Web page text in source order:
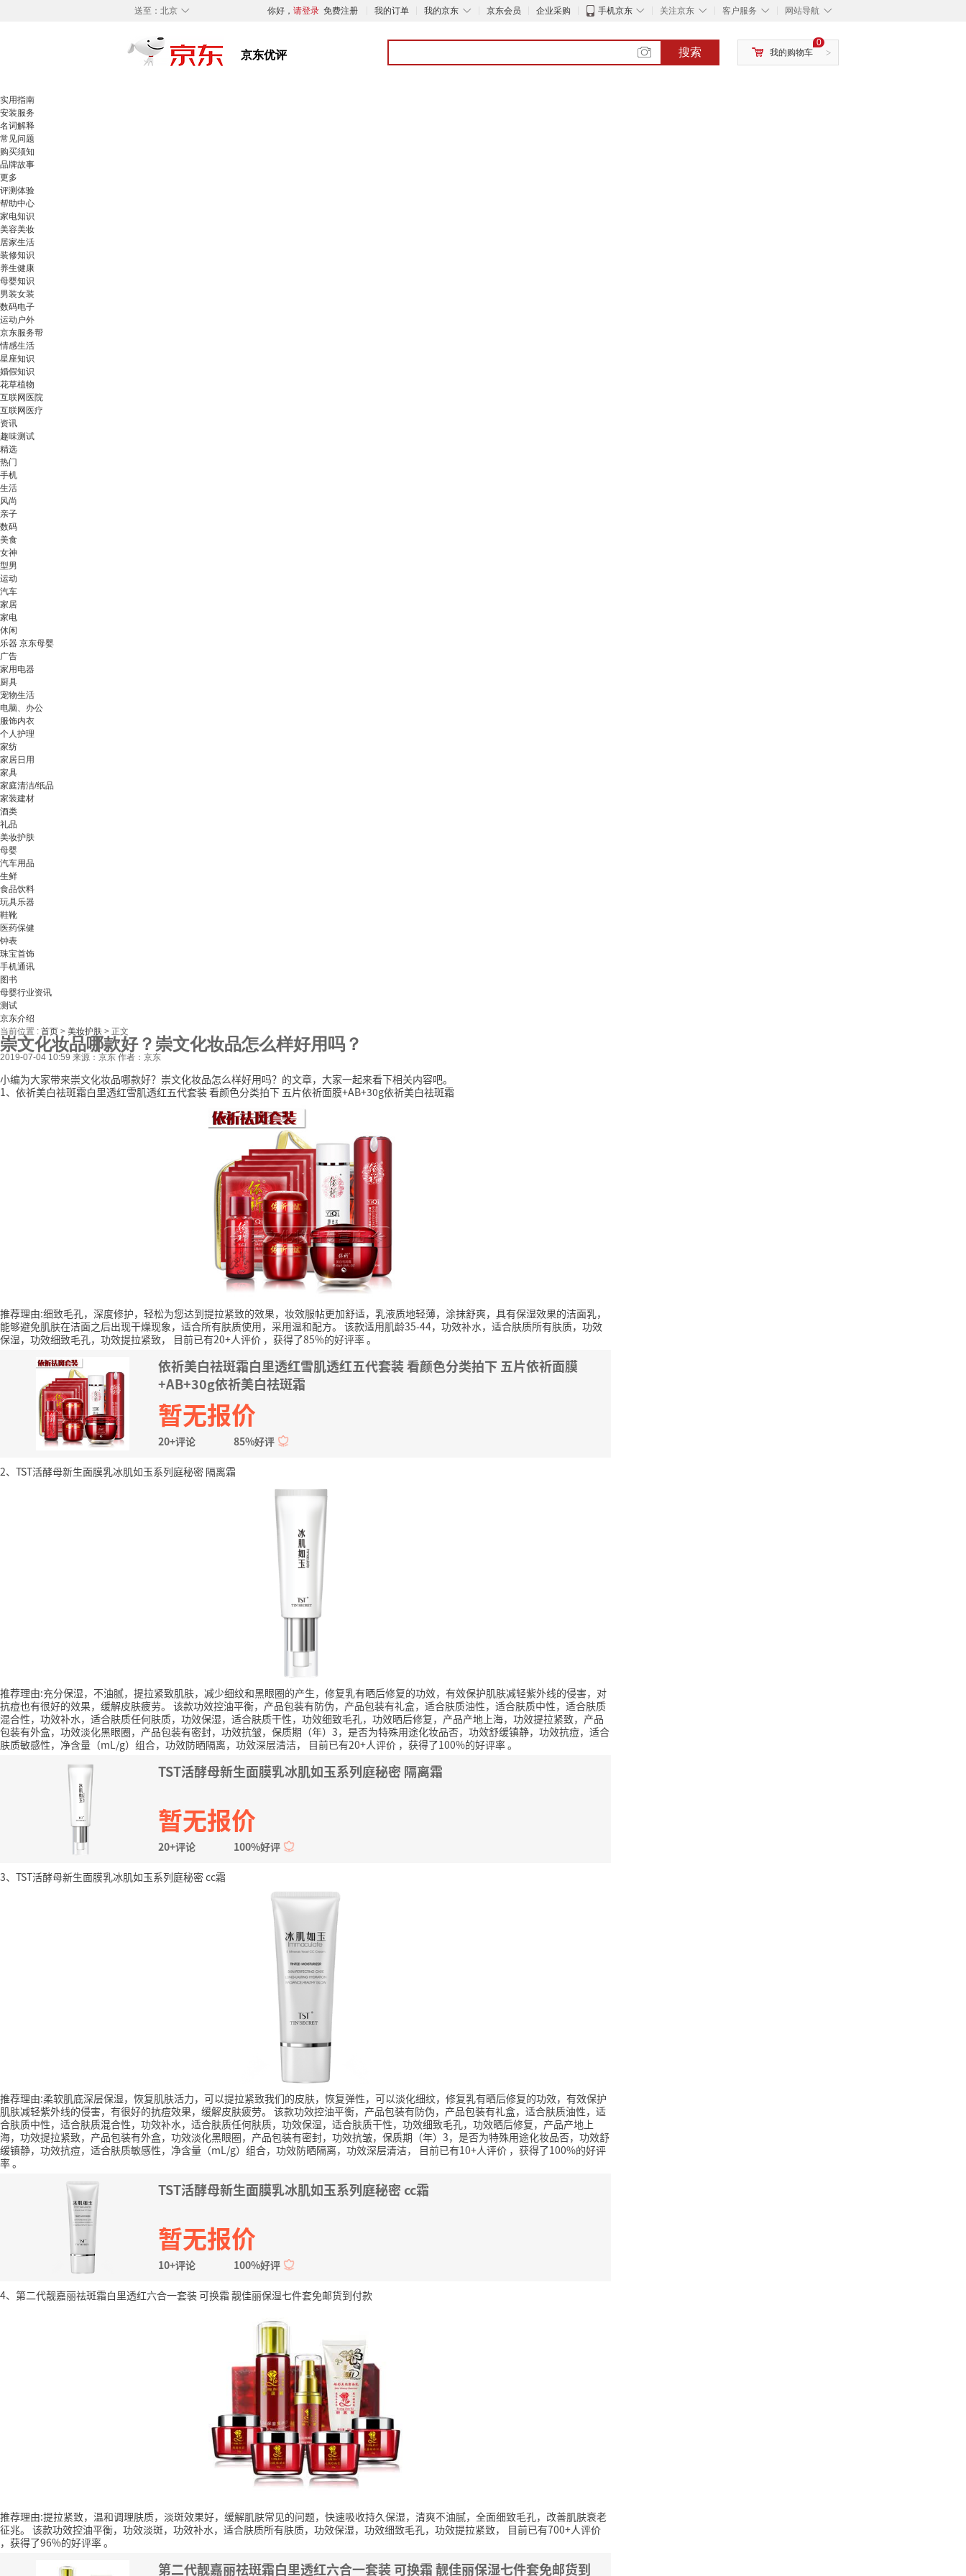
◇
送至： 北京 你好， 请登录 免费注册 我的订单 ◇
我的京东 京东会员 企业采购 ◇
手机京东 ◇
关注京东 ◇
客户服务 ◇
网站导航
搜索 >
0
我的购物车
实用指南
安装服务
名词解释
常见问题
购买须知
品牌故事
更多
评测体验
帮助中心
家电知识
美容美妆
居家生活
装修知识
养生健康
母婴知识
男装女装
数码电子
运动户外
京东服务帮
情感生活
星座知识
婚假知识
花草植物
互联网医院
互联网医疗
资讯
趣味测试
精选
热门
手机
生活
风尚
亲子
数码
美食
女神
型男
运动
汽车
家居
家电
休闲
乐器 京东母婴
广告
家用电器
厨具
宠物生活
电脑、办公
服饰内衣
个人护理
家纺
家居日用
家具
家庭清洁/纸品
家装建材
酒类
礼品
美妆护肤
母婴
汽车用品
生鲜
食品饮料
玩具乐器
鞋靴
医药保健
钟表
珠宝首饰
手机通讯
图书
母婴行业资讯
测试
京东介绍
当前位置 : 首页 > 美妆护肤 > 正文
崇文化妆品哪款好？崇文化妆品怎么样好用吗？
2019-07-04 10:59 来源：京东 作者：京东
小编为大家带来崇文化妆品哪款好？崇文化妆品怎么样好用吗？的文章，大家一起来看下相关内容吧。
1、依祈美白祛斑霜白里透红雪肌透红五代套装 看颜色分类拍下 五片依祈面膜+AB+30g依祈美白祛斑霜
推荐理由:细致毛孔，深度修护，轻松为您达到提拉紧致的效果，妆效服帖更加舒适，乳液质地轻薄，涂抹舒爽，具有保湿效果的洁面乳，
能够避免肌肤在洁面之后出现干燥现象，适合所有肤质使用，采用温和配方。 该款适用肌龄35-44，功效补水，适合肤质所有肤质，功效
保湿，功效细致毛孔，功效提拉紧致，
目前已有20+人评价 ，获得了85%的好评率。
依祈美白祛斑霜白里透红雪肌透红五代套装 看颜色分类拍下 五片依祈面膜
+AB+30g依祈美白祛斑霜
暂无报价
20+评论 85%好评
2、TST活酵母新生面膜乳冰肌如玉系列庭秘密 隔离霜
推荐理由:充分保湿，不油腻，提拉紧致肌肤，减少细纹和黑眼圈的产生，修复乳有晒后修复的功效，有效保护肌肤减轻紫外线的侵害，对
抗痘也有很好的效果，缓解皮肤疲劳。 该款功效控油平衡，产品包装有防伪，产品包装有礼盒，适合肤质油性，适合肤质中性，适合肤质
混合性，功效补水，适合肤质任何肤质，功效保湿，适合肤质干性，功效细致毛孔，功效晒后修复，产品产地上海，功效提拉紧致，产品
包装有外盒，功效淡化黑眼圈，产品包装有密封，功效抗皱，保质期（年）3，是否为特殊用途化妆品否，功效舒缓镇静，功效抗痘，适合
肤质敏感性，净含量（mL/g）组合，功效防晒隔离，功效深层清洁，
目前已有20+人评价 ，获得了100%的好评率。
TST活酵母新生面膜乳冰肌如玉系列庭秘密 隔离霜
暂无报价
20+评论 100%好评
3、TST活酵母新生面膜乳冰肌如玉系列庭秘密 cc霜
推荐理由:柔软肌底深层保湿，恢复肌肤活力，可以提拉紧致我们的皮肤，恢复弹性，可以淡化细纹，修复乳有晒后修复的功效，有效保护
肌肤减轻紫外线的侵害，有很好的抗痘效果，缓解皮肤疲劳。 该款功效控油平衡，产品包装有防伪，产品包装有礼盒，适合肤质油性，适
合肤质中性，适合肤质混合性，功效补水，适合肤质任何肤质，功效保湿，适合肤质干性，功效细致毛孔，功效晒后修复，产品产地上
海，功效提拉紧致，产品包装有外盒，功效淡化黑眼圈，产品包装有密封，功效抗皱，保质期（年）3，是否为特殊用途化妆品否，功效舒
缓镇静，功效抗痘，适合肤质敏感性，净含量（mL/g）组合，功效防晒隔离，功效深层清洁，
目前已有10+人评价 ，获得了100%的好评
率。
TST活酵母新生面膜乳冰肌如玉系列庭秘密 cc霜
暂无报价
10+评论 100%好评
4、第二代靓嘉丽祛斑霜白里透红六合一套装 可换霜 靓佳丽保湿七件套免邮货到付款
推荐理由:提拉紧致，温和调理肤质，淡斑效果好，缓解肌肤常见的问题，快速吸收持久保湿，清爽不油腻，全面细致毛孔，改善肌肤衰老
征兆。 该款功效控油平衡，功效淡斑，功效补水，适合肤质所有肤质，功效保湿，功效细致毛孔，功效提拉紧致，
目前已有700+人评价
，获得了96%的好评率。
第二代靓嘉丽祛斑霜白里透红六合一套装 可换霜 靓佳丽保湿七件套免邮货到